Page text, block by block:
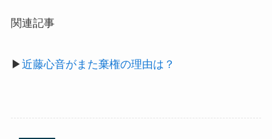
関連記事
▶近藤心音がまた棄権の理由は？